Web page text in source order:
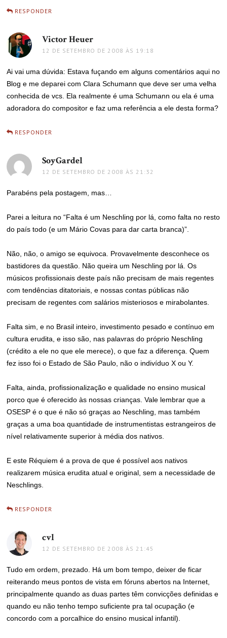
RESPONDER
Victor Heuer
12 DE SETEMBRO DE 2008 ÀS 19:18
Ai vai uma dúvida: Estava fuçando em alguns comentários aqui no
Blog e me deparei com Clara Schumann que deve ser uma velha
conhecida de vcs. Ela realmente é uma Schumann ou ela é uma
adoradora do compositor e faz uma referência a ele desta forma?
RESPONDER
SoyGardel
12 DE SETEMBRO DE 2008 ÀS 21:32
Parabéns pela postagem, mas…
Parei a leitura no “Falta é um Neschling por lá, como falta no resto
do país todo (e um Mário Covas para dar carta branca)”.
Não, não, o amigo se equivoca. Provavelmente desconhece os
bastidores da questão. Não queira um Neschling por lá. Os
músicos profissionais deste país não precisam de mais regentes
com tendências ditatoriais, e nossas contas públicas não
precisam de regentes com salários misteriosos e mirabolantes.
Falta sim, e no Brasil inteiro, investimento pesado e contínuo em
cultura erudita, e isso são, nas palavras do próprio Neschling
(crédito a ele no que ele merece), o que faz a diferença. Quem
fez isso foi o Estado de São Paulo, não o indivíduo X ou Y.
Falta, ainda, profissionalização e qualidade no ensino musical
porco que é oferecido às nossas crianças. Vale lembrar que a
OSESP é o que é não só graças ao Neschling, mas também
graças a uma boa quantidade de instrumentistas estrangeiros de
nível relativamente superior à média dos nativos.
E este Réquiem é a prova de que é possível aos nativos
realizarem música erudita atual e original, sem a necessidade de
Neschlings.
RESPONDER
cvl
12 DE SETEMBRO DE 2008 ÀS 21:45
Tudo em ordem, prezado. Há um bom tempo, deixer de ficar
reiterando meus pontos de vista em fóruns abertos na Internet,
principalmente quando as duas partes têm convicções definidas e
quando eu não tenho tempo suficiente pra tal ocupação (e
concordo com a porcalhice do ensino musical infantil).